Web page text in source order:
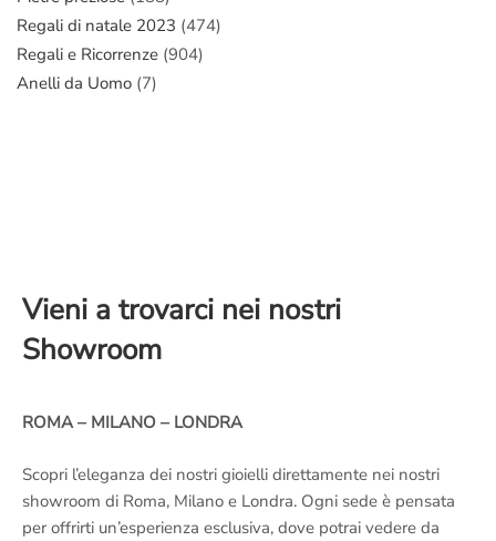
Regali di natale 2023 (474)
Regali e Ricorrenze (904)
Anelli da Uomo (7)
Vieni a trovarci nei nostri
Showroom
ROMA – MILANO – LONDRA
Scopri l’eleganza dei nostri gioielli direttamente nei nostri
showroom di Roma, Milano e Londra. Ogni sede è pensata
per offrirti un’esperienza esclusiva, dove potrai vedere da